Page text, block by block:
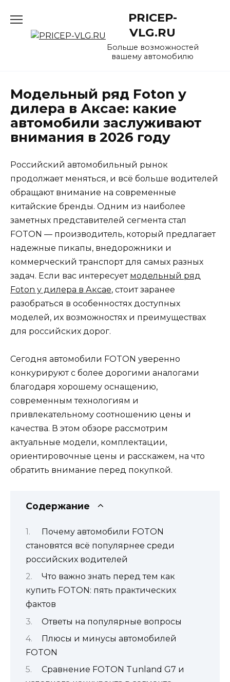
содержанию
PRICEP-
VLG.RU
Больше возможностей
вашему автомобилю
Модельный ряд Foton у
дилера в Аксае: какие
автомобили заслуживают
внимания в 2026 году
Российский автомобильный рынок
продолжает меняться, и всё больше водителей
обращают внимание на современные
китайские бренды. Одним из наиболее
заметных представителей сегмента стал
FOTON — производитель, который предлагает
надежные пикапы, внедорожники и
коммерческий транспорт для самых разных
задач. Если вас интересует модельный ряд
Foton у дилера в Аксае, стоит заранее
разобраться в особенностях доступных
моделей, их возможностях и преимуществах
для российских дорог.
Сегодня автомобили FOTON уверенно
конкурируют с более дорогими аналогами
благодаря хорошему оснащению,
современным технологиям и
привлекательному соотношению цены и
качества. В этом обзоре рассмотрим
актуальные модели, комплектации,
ориентировочные цены и расскажем, на что
обратить внимание перед покупкой.
Содержание
Почему автомобили FOTON
становятся всё популярнее среди
российских водителей
Что важно знать перед тем как
купить FOTON: пять практических
фактов
Ответы на популярные вопросы
Плюсы и минусы автомобилей
FOTON
Сравнение FOTON Tunland G7 и